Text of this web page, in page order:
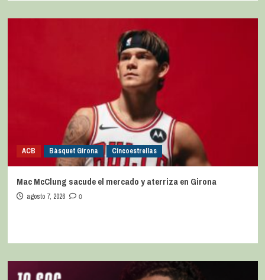
ACB Bàsquet Girona Cincoestrellas
Mac McClung sacude el mercado y aterriza en Girona
agosto 7, 2026 0